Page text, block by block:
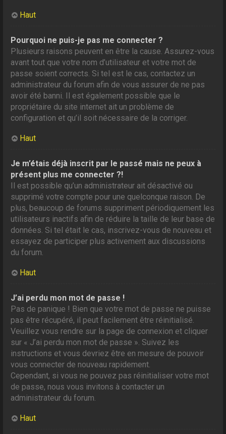
Haut
Pourquoi ne puis-je pas me connecter ?
Plusieurs raisons peuvent en être la cause. Assurez-vous
avant tout que votre nom d’utilisateur et votre mot de
passe soient corrects. Si tel est le cas, contactez un
administrateur du forum afin de vous assurer de ne pas
avoir été banni. Il est également possible que le
propriétaire du site internet ait un problème de
configuration et qu’il soit nécessaire de la corriger.
Haut
Je m’étais déjà inscrit par le passé mais ne peux à
présent plus me connecter ?!
Il est possible qu’un administrateur ait désactivé ou
supprimé votre compte pour une quelconque raison. De
plus, beaucoup de forums suppriment périodiquement les
utilisateurs inactifs afin de réduire la taille de leur base de
données. Si tel était le cas, inscrivez-vous de nouveau et
essayez de participer plus activement aux discussions
du forum.
Haut
J’ai perdu mon mot de passe !
Pas de panique ! Bien que votre mot de passe ne puisse
pas être récupéré, il peut facilement être réinitialisé.
Veuillez vous rendre sur la page de connexion et cliquer
sur « J’ai perdu mon mot de passe ». Suivez les
instructions et vous devriez être en mesure de pouvoir
vous connecter de nouveau rapidement.
Cependant, si vous ne pouvez pas réinitialiser votre mot
de passe, nous vous invitons à contacter un
administrateur du forum.
Haut